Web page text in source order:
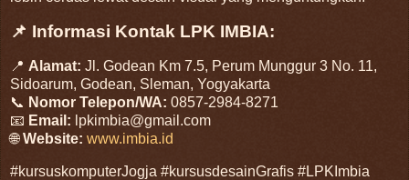
📌 Informasi Kontak LPK IMBIA:
📍 Alamat: Jl. Godean Km 7.5, Perum Munggur 3 No. 11,
Sidoarum, Godean, Sleman, Yogyakarta
📞 Nomor Telepon/WA: 0857-2984-8271
📧 Email: lpkimbia@gmail.com
🌐Website: www.imbia.id
#kursuskomputerJogja #kursusdesainGrafis #LPKImbia